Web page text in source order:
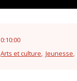
0:10:00
Arts et culture Jeunesse